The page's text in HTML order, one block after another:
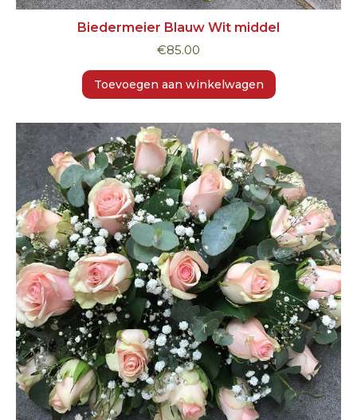
Biedermeier Blauw Wit middel
€85.00
Toevoegen aan winkelwagen